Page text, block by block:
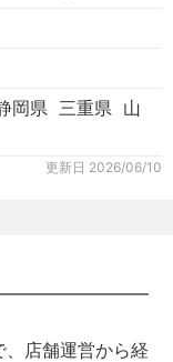
岡県 三重県 山
更新日 2026/06/10
、店舗運営から経